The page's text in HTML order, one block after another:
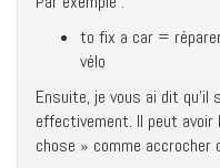
to fix a car =
vélo
Ensuite, je vous ai dit
effectivement. Il peut avoir
chose » comme accrocher